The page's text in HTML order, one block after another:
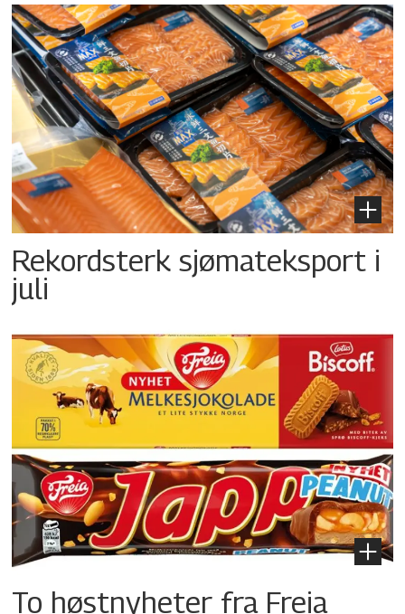
Rekordsterk sjømateksport i
juli
To høstnyheter fra Freia